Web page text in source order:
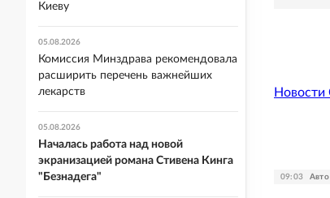
09:03 Авто
Киеву
05.08.2026
Комиссия Минздрава рекомендовала
расширить перечень важнейших
лекарств
05.08.2026
Началась работа над новой
экранизацией романа Стивена Кинга
"Безнадега"